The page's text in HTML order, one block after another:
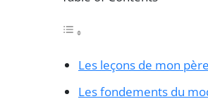
Les leçons de mon
Les fondements du